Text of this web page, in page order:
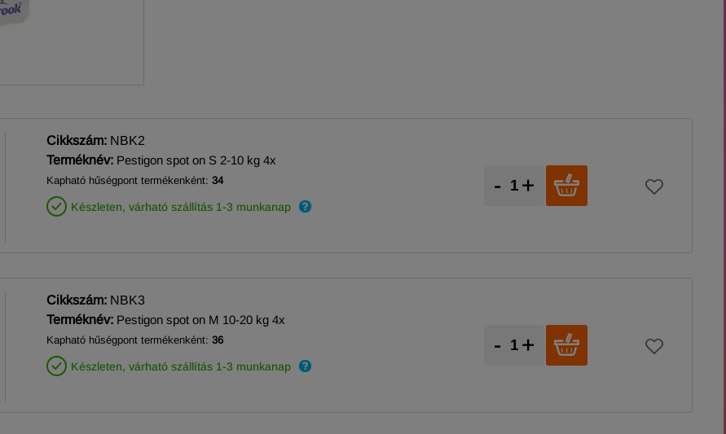
Cikkszám: NBK2
Terméknév: Pestigon spot on S 2-10 kg 4x
Kapható hűségpont termékenként: 34
Készleten, várható szállítás 1-3 munkanap
+
-
Cikkszám: NBK3
Terméknév: Pestigon spot on M 10-20 kg 4x
Kapható hűségpont termékenként: 36
Készleten, várható szállítás 1-3 munkanap
+
-